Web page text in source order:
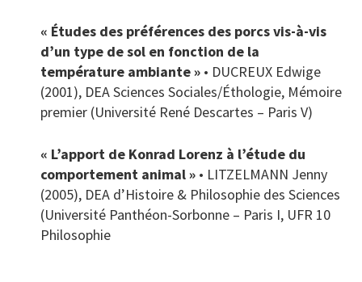
« Études des préférences des porcs vis-à-vis
d’un type de sol en fonction de la
température ambiante » • DUCREUX Edwige
(2001), DEA Sciences Sociales/Éthologie, Mémoire
premier (Université René Descartes – Paris V)
« L’apport de Konrad Lorenz à l’étude du
comportement animal » • LITZELMANN Jenny
(2005), DEA d’Histoire & Philosophie des Sciences
(Université Panthéon-Sorbonne – Paris I, UFR 10
Philosophie